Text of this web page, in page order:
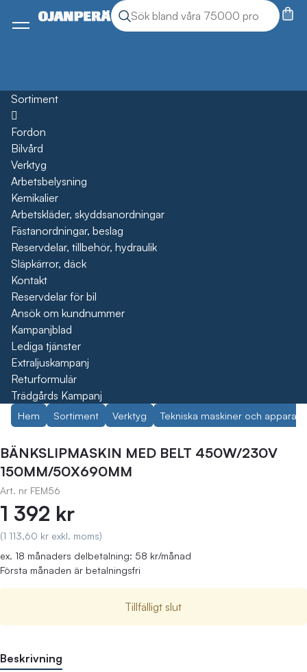
Sök produkter
Sök
Meny
Sortiment
Öppna
Fordon
Bilvård
Verktyg
Arbetsbelysning
Kemikalier
Arbetskläder, skyddsanordningar
Fästanordningar, beslag
Reservdelar, tillbehör, hydraulik
Släpkärror, däck
Kontakt
Reservdelar för bil
Ansök om kundnummer
Kampanjblad
Lediga tjänster
Extraljuskampanj
Returformulär
Trädgårds Kampanj
Hem Sortiment Verktyg Tekniska maskiner och
BÄNKSLIPMASKIN MED BELT 450W/230V
150MM/50X690MM
Art. nr FEM56
1 392 kr
(1 113,60 kr exkl. moms)
ex. 18 månaders delbetalning: 58 kr/månad
Första månaden är betalningsfri
Tillfälligt slut
Beskrivning